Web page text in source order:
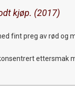
kjøp. (2017)
fint preg av rød og
ettersmak